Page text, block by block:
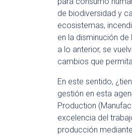
de biodiversidad y
ecosistemas,
en la disminución
a lo anterior, se
cambios que
En este sentido,
gestión en esta
Production
excelencia del
producción